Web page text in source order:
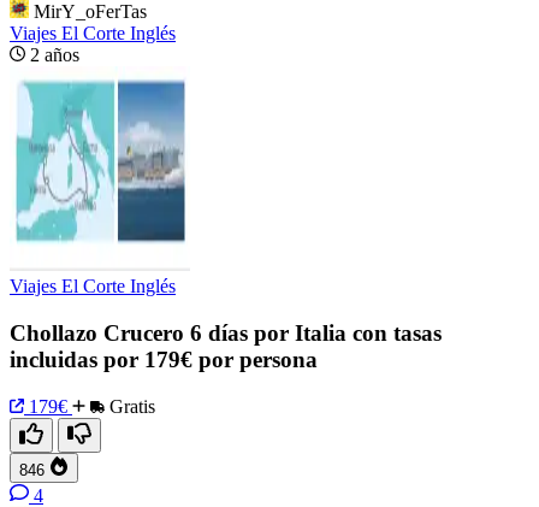
MirY_oFerTas
Viajes El Corte Inglés
2 años
Viajes El Corte Inglés
Chollazo Crucero 6 días por Italia con tasas
incluidas por 179€ por persona
179€ Gratis
846
4